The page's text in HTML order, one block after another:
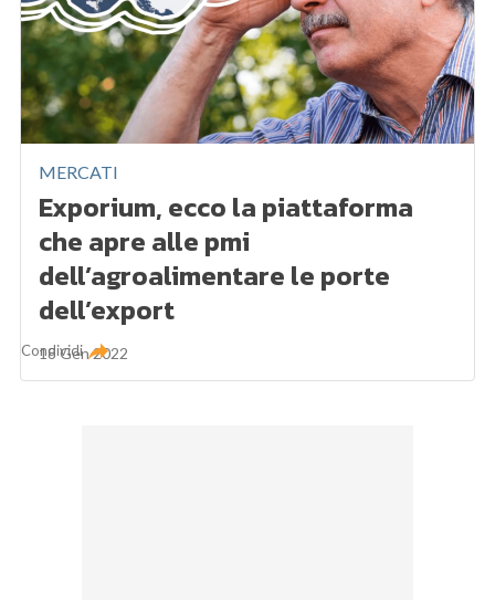
MERCATI
Exporium, ecco la piattaforma
che apre alle pmi
dell’agroalimentare le porte
dell’export
18 Gen 2022
Condividi